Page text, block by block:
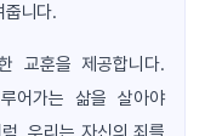
니다.
교훈을 제공합니다.
어가는 삶을 살아야